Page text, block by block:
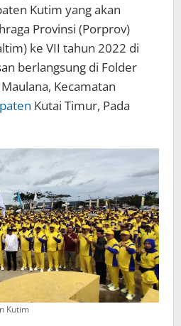
Kutim yang akan
Provinsi (Porprov)
ke VII tahun 2022 di
berlangsung di Folder
Kecamatan
Kutai Timur, Pada
Kutim